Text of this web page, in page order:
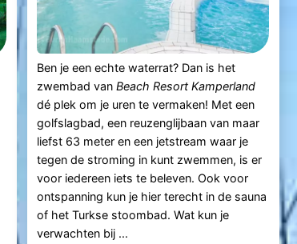
Ben je een echte waterrat? Dan is het
zwembad vanBeach Resort Kamperland
dé plek om je uren te vermaken! Met een
golfslagbad, een reuzenglijbaan van maar
liefst 63 meter en een jetstream waar je
tegen de stroming in kunt zwemmen, is er
voor iedereen iets te beleven. Ook voor
ontspanning kun je hier terecht in de sauna
of het Turkse stoombad. Wat kun je
verwachten bij ...